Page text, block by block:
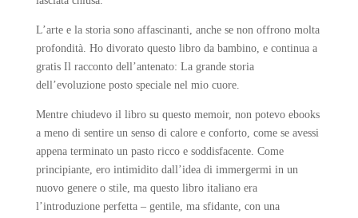
L’arte e la storia sono affascinanti, anche se non offrono molta
profondità. Ho divorato questo libro da bambino, e continua a
gratis Il racconto dell’antenato: La grande storia
dell’evoluzione posto speciale nel mio cuore.
Mentre chiudevo il libro su questo memoir, non potevo ebooks
a meno di sentire un senso di calore e conforto, come se avessi
appena terminato un pasto ricco e soddisfacente. Come
principiante, ero intimidito dall’idea di immergermi in un
nuovo genere o stile, ma questo libro italiano era
l’introduzione perfetta – gentile, ma sfidante, con una